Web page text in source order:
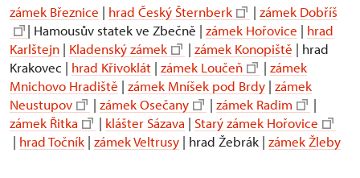
zámek Březnice | hrad Český Šternberk | zámek Dobříš
| Hamousův statek ve Zbečně | zámek Hořovice | hrad
Karlštejn | Kladenský zámek | zámek Konopiště | hrad
Krakovec | hrad Křivoklát | zámek Loučeň | zámek
Mnichovo Hradiště | zámek Mníšek pod Brdy | zámek
Neustupov
| zámek Osečany | zámek Radim
|
zámek Řitka
| klášter Sázava | Starý zámek Hořovice
| hrad Točník | zámek Veltrusy | hrad Žebrák | zámek Žleby